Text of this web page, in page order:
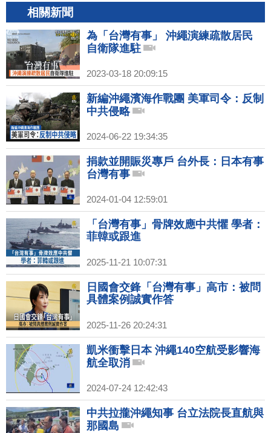
相關新聞
為「台灣有事」 沖繩演練疏散居民
自衛隊進駐
2023-03-18 20:09:15
新編沖繩濱海作戰團 美軍司令：反制
中共侵略
2024-06-22 19:34:35
捐款並開賑災專戶 台外長：日本有事
台灣有事
2024-01-04 12:59:01
「台灣有事」骨牌效應中共懼 學者：
菲韓或跟進
2025-11-21 10:07:31
日國會交鋒「台灣有事」高市：被問
具體案例誠實作答
2025-11-26 20:24:31
凱米衝擊日本 沖繩140空航受影響海
航全取消
2024-07-24 12:42:43
中共拉攏沖繩知事 台立法院長直航與
那國島